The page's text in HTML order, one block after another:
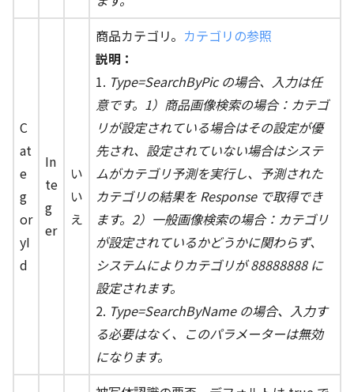
C
at
e
g
or
yI
d
In
te
g
er
い
い
え
商品カテゴリ。 カテゴリの参照
説明：
1. Type=SearchByPic の場合、入力は任
意です。1）商品画像検索の場合：カテゴ
リが設定されている場合はその設定が優
先され、設定されていない場合はシステ
ムがカテゴリ予測を実行し、予測された
カテゴリの結果を Response で取得でき
ます。2）一般画像検索の場合：カテゴリ
が設定されているかどうかに関わらず、
システムによりカテゴリが 88888888 に
設定されます。
2. Type=SearchByName の場合、入力す
る必要はなく、このパラメーターは無効
になります。